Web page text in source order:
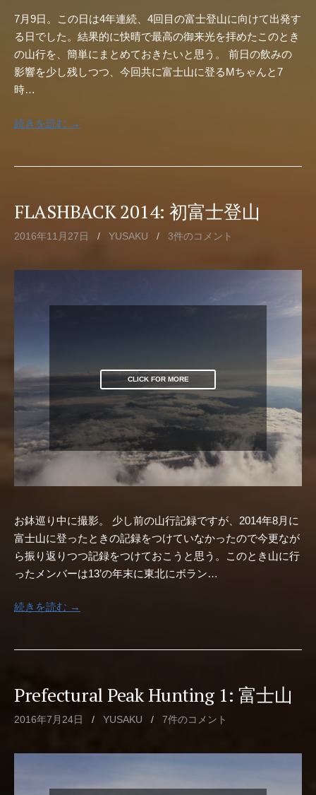
7月9日。この日は4年連続、4回目の富士登山に向けて出発す
る日でした。結果的に快晴で最高の御来光を拝めたこのとき
の山行を、簡単にまとめておきたいと思う。 前日の飲みの
影響を少し残しつつ、今回共に富士山に登るMちゃんと7
時…
続きを読む →
FLASHBACK 2014: 初富士登山
2016年11月27日 / YUSAKU / 3件のコメント
CLICK FOR MORE
お鉢巡り中に撮影。 少し前の山行記録ですが、2014年8月に
富士山に登ったときの記録をつけていなかったので今更なが
ら振り返りつつ記録をつけておこうと思う。このとき山に行
ったメンバーは13’の年末に東北にボラン…
続きを読む →
Prefectural Peak Hunting 1: 富士山
2016年7月24日 / YUSAKU / 7件のコメント